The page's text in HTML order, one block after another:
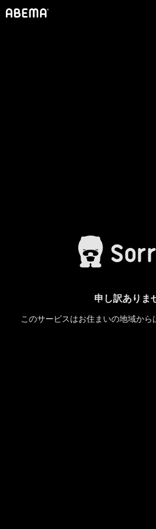
申し訳ありま
このサービスはお住まいの地域から